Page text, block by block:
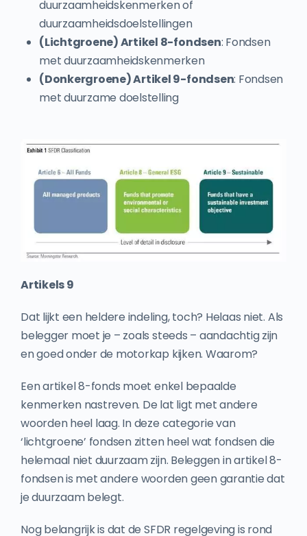
duurzaamheidskenmerken of
duurzaamheidsdoelstellingen
(Lichtgroene) Artikel 8-fondsen: Fondsen
met duurzaamheidskenmerken
(Donkergroene) Artikel 9-fondsen: Fondsen
met duurzame doelstelling
Artikels 9
Dat lijkt een heldere indeling, toch? Helaas niet. Als
belegger moet je – zoals steeds – aandachtig zijn
en goed onder de motorkap kijken. Waarom?
Een artikel 8-fonds moet enkel bepaalde
kenmerken nastreven. De lat ligt met andere
woorden heel laag. In deze categorie van
‘lichtgroene’ fondsen zitten heel wat fondsen die
helemaal niet duurzaam zijn. Beleggen in artikel 8-
fondsen is met andere woorden geen garantie dat
je duurzaam belegt.
Nog belangrijk is dat de SFDR regelgeving is rond